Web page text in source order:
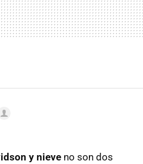
y nieve no son dos